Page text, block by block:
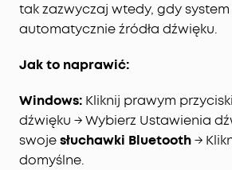
tak zazwyczaj wtedy, gdy system
automatycznie źródła dźwięku.
Jak to naprawić:
Windows: Kliknij prawym
dźwięku → Wybierz Ustawienia
swojesłuchawki Bluetooth→
domyślne.